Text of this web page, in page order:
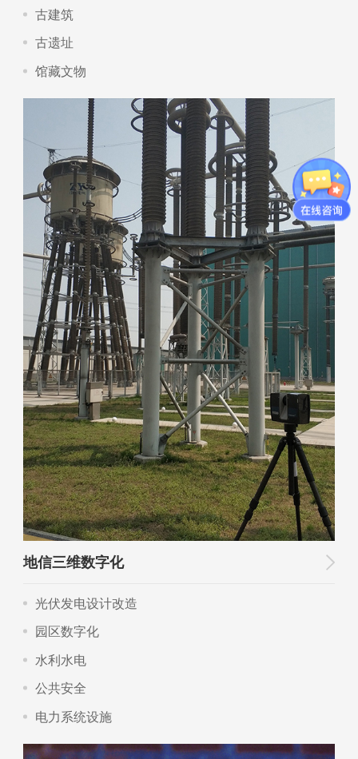
古建筑
古遗址
馆藏文物
地信三维数字化
光伏发电设计改造
园区数字化
水利水电
公共安全
电力系统设施